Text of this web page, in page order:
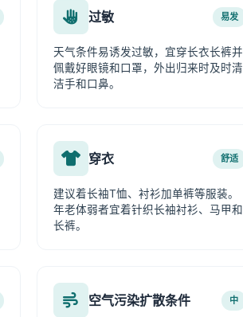
过敏 易发
天气条件易诱发过敏，宜穿长衣长裤并
佩戴好眼镜和口罩，外出归来时及时清
洁手和口鼻。
穿衣 舒适
建议着长袖T恤、衬衫加单裤等服装。
年老体弱者宜着针织长袖衬衫、马甲和
长裤。
空气污染扩散条件 中